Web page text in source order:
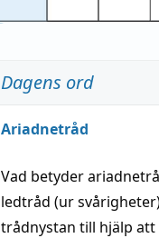
Dagens ord
Ariadnetråd
Vad betyder
ledtråd (ur
trådnystan till hjälp att